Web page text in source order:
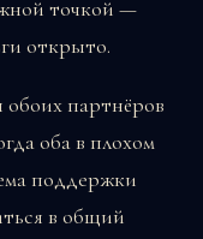
точкой —
открыто.
партнёров
оба в плохом
поддержки
в общий